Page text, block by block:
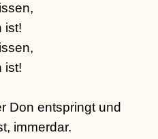
ist!
ist!
Don entspringt und
immerdar.